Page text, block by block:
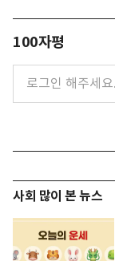
100자평
사회 많이 본 뉴스